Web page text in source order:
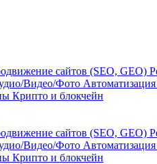
сайтов (SEO, GEO)
Видео/Фото Автоматизация
Крипто и блокчейн
сайтов (SEO, GEO)
Видео/Фото Автоматизация
Крипто и блокчейн